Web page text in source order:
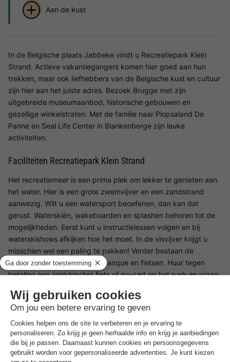
Aan de kust
In de Belgische plaats Jabbeke vindt u Recreatiepark Klein
Strand. Actieve vakantiegangers komen hier goed aan hun
trekken, maar ook liefhebbers van de Belgische kust en cultuur
zijn hier aan het juiste adres. Bezoek Brugge met zijn
uitgebreide museumaanbod, historische gebouwen en
gezellige winkelstraten. Met de familie naar Plopsaland De
Panne en Seal Life Center in Blankenberge zijn leuke
activiteiten.
Faciliteiten Recreatiepark Klein Strand
Het recreatiemeer is een prima plek om lekker te genieten aan
het water. Hier is een grote zwemvijver en een zandstrand
aanwezig. Wilt u een watersport beoefenen, dan kan dat
gerust. Waterskiën, wakeboarden en splashen behoren tot de
mogelijkheden. Eerst kunt u instructielessen volgen en bij
waterskishows afkijken hoe het moet. In de visvijver krijgt u
misschien wel een paling te pakken! Verder bestaan de
faciliteiten op het park uit petanque en fietsen. Huur tegen
betaling een (elektrische) fiets of go-cart op het park en vraag
Kinderfaciliteiten Recreatiepark Klein Strand
Ravotten is een van de favoriete bezigheden van de kids die
dit familiepark bezoeken. In het kinderbad, op het
springkussen, in de overdekte speelkooi, in de kidsclub of in